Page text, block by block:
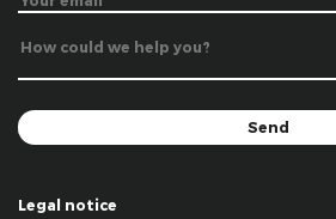
Legal notice